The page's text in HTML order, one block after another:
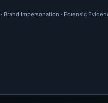
Brand Impersonation · Forensic